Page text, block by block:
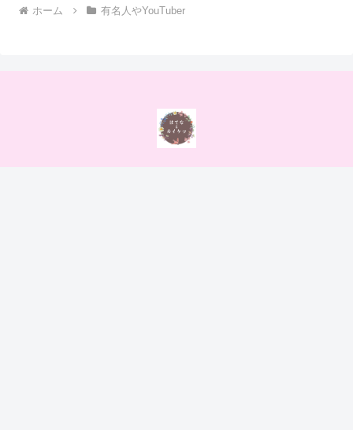
ホーム 有名人やYouTuber